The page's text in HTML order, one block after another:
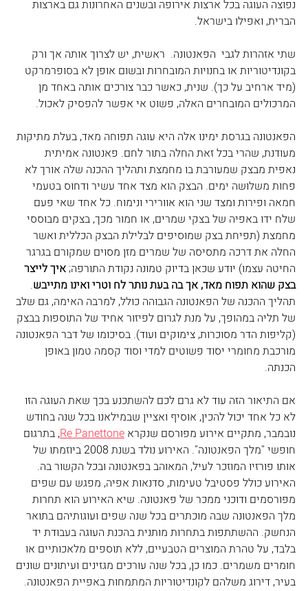
נפוצה העוגה בכל ארצות אירופה ובשנים האחרונות גם בארצות
הברית, ואפילו בישראל.
שתי אזהרות לגבי  הפאנטונה.  ראשית, יש לצרוך אותה אך ורק
בקונדיטוריות או בחנויות המובחרות ובשום אופן לא בסופרמרקט
(מיד ארחיב על כך). שנית, כאשר כבר צורכים אותה באחד מן
המרכולים המובחרים האלה, פשוט אי אפשר להפסיק לאכול.
הפאנטונה בגרסת ימינו אלה היא עוגה תפוחה מאד, בעלת מתיקות
מעודנת, שהרי בכל זאת החלה בתור לחם. פאנטונה אמיתית
נאפית מבצק שמעורבת בו מחמצת ותהליך ההכנה שלה אורך לא
פחות משלושה ימים. הבצק הוא מצד אחד עשיר ודחוס בטעמי
חמאה ופירות ומצד שני הוא אוורירי ונימוח. כל אחד שאי פעם
שלח ידו באפיה של בצקי שמרים, או חמור מכך, בצקים מבוססי
מחמצת (תפיחת בצק שמוסיפים לבלילת הבצק הכללית ואשר
החלה את דרכה מתסיסה של שמרים מזן מסוים שמקורם בגרגר
החיטה עצמו) יודע שכאן בדיוק טמונה נקודת התורפה; איך לייצר
בצק שהוא תפוח מאד, אך בה בעת נותר לח וטרי ואינו מתייבש.
תהליך ההכנה של הפאנטונה הגבוהה כולל, למרבה האימה, גם שלב
של תליה במהופך, על מנת לגרום לפיזור אחיד של התוספות בבצק
(קליפות הדר מסוכרות, צימוקים ועוד). בסיכומו של דבר הפאנטונה
מורכבת מחומרי יסוד פשוטים למדי וסוד קסמה טמון באופן
הכנתה.
אם התיאור הזה עוד לא גרם לכם להשתכנע בכך שאת העוגה הזו
לא כל אחד יכול להכין, אוסיף ואציין שבמילאנו בכל שנה בחודש
נובמבר, מתקיים אירוע מפורסם שנקרא Re Panettone, בתרגום
חופשי "מלך הפאנטונה". האירוע נולד בשנת 2008 ביוזמתו של
אותו פורזיו המוזכר לעיל, המאוהב בפאנטונה ובכל הקשור בה.
האירוע כולל פסטיבל טעימות, סדנאות אפיה, מפגש עם שפים
מפורסמים ודוכני ממכר של פאנטונה. שיא האירוע הוא תחרות
מלך הפאנטונה שבה מוכתרים בכל שנה שפים ועוגותיהם בתואר
הנחשק. ההשתתפות בתחרות מותנית בהכנת העוגה בעבודת יד
בלבד, על טהרת המוצרים הטבעיים, ללא תוספים מלאכותיים או
חומרים משמרים. כמו כן, בכל שנה עורכים מגזינים ועיתונים שונים
בעיר, דירוג משלהם לקונדיטוריות המתמחות באפיית הפאנטונה.